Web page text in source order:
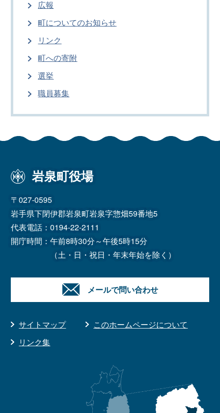
広報
町についてのお知らせ
リンク
町への寄附
選挙
職員募集
岩泉町役場
〒027-0595
岩手県下閉伊郡岩泉町岩泉字惣畑59番地5
代表電話：0194-22-2111
開庁時間：午前8時30分～午後5時15分
（土・日・祝日・年末年始を除く）
メールで問い合わせ
サイトマップ
このホームページについて
リンク集